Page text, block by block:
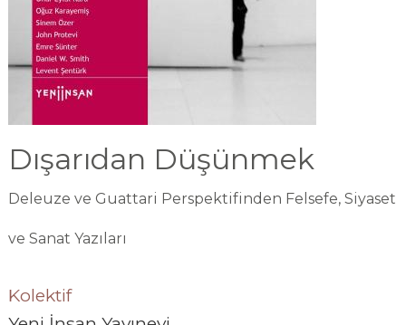
Dışarıdan Düşünmek
Deleuze ve Guattari Perspektifinden Felsefe, Siyaset
ve Sanat Yazıları
Kolektif